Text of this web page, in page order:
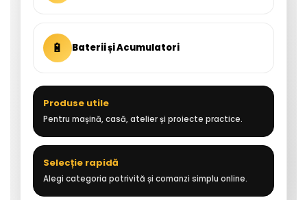
🔋 Baterii și Acumulatori
Produse utile
Pentru mașină, casă, atelier și proiecte practice.
Selecție rapidă
Alegi categoria potrivită și comanzi simplu online.